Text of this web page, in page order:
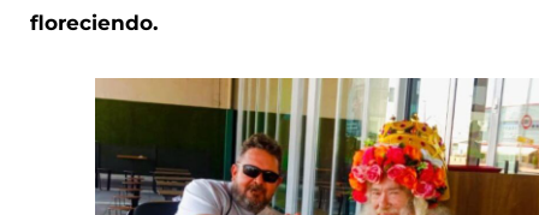
floreciendo.